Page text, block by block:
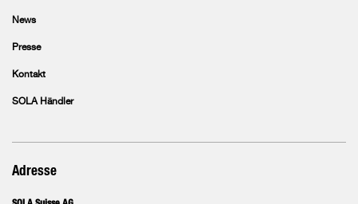
News
Presse
Kontakt
SOLA Händler
Adresse